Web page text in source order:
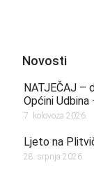
Novosti
NATJEČAJ –
Općini
7. kolovoza 2026.
Ljeto na
28. srpnja 2026.